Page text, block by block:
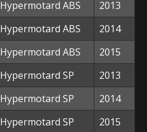
Hypermotard ABS
2013
Hypermotard ABS
2014
Hypermotard ABS
2015
Hypermotard SP
2013
Hypermotard SP
2014
Hypermotard SP
2015